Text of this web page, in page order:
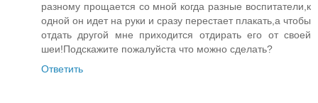
разному прощается со мной когда разные воспитатели,к
одной он идет на руки и сразу перестает плакать,а чтобы
отдать другой мне приходится отдирать его от своей
шеи!Подскажите пожалуйста что можно сделать?
Ответить